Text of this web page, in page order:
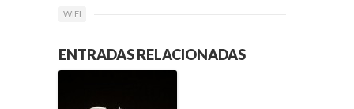
WIFI
ENTRADAS RELACIONADAS